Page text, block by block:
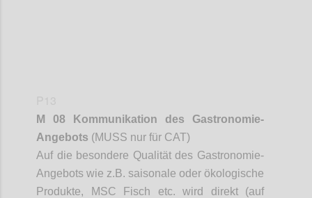
M 08 Kommunikation des Gastronomie-
Angebots (MUSS nur für CAT)
Auf die besondere Qualität des Gastronomie-
Angebots wie z.B. saisonale oder ökologische
Produkte, MSC Fisch etc. wird direkt (auf